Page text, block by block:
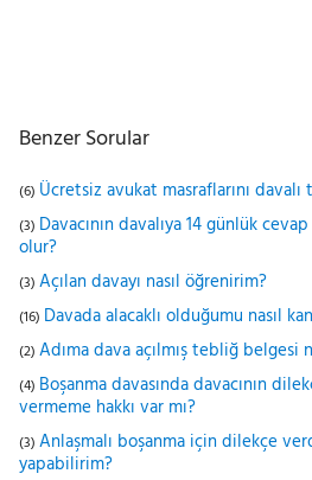
Benzer Sorular
(6) Ücretsiz avukat masraflarını
(3) Davacının davalıya 14 günlük
olur?
(3) Açılan davayı nasıl öğrenirim?
(16) Davada alacaklı olduğumu nasıl
(2) Adıma dava açılmış tebliğ belgesi
(4) Boşanma davasında davacının
vermeme hakkı var mı?
(3) Anlaşmalı boşanma için dilekçe
yapabilirim?